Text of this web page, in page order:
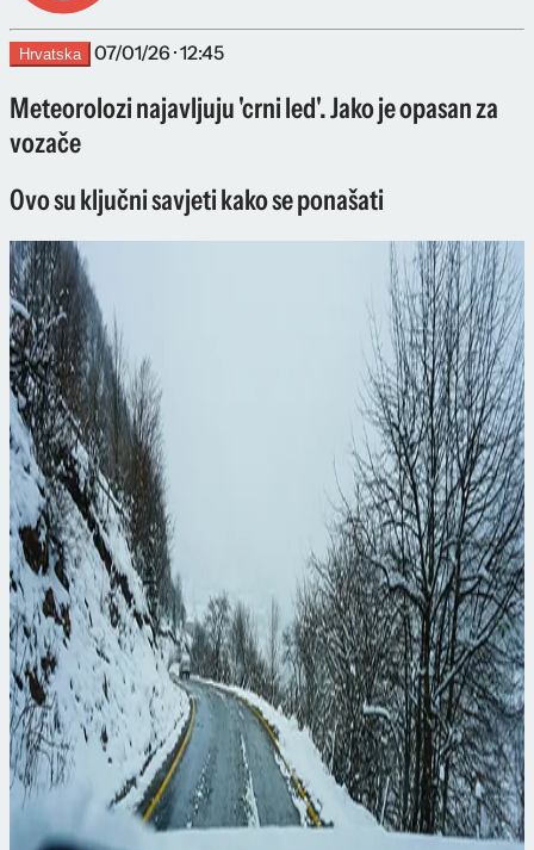
Hrvatska 07/01/26 · 12:45
Meteorolozi najavljuju 'crni led'. Jako je opasan za
vozače
Ovo su ključni savjeti kako se ponašati